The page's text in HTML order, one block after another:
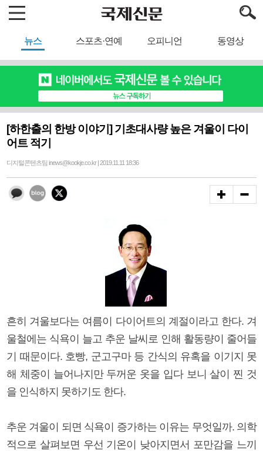
뉴스 스포츠·연예 오피니언 동영상
[하한출의 한방 이야기] 기초대사량 높은 겨울이 다이
어트 적기
디지털콘텐츠팀 inews@kookje.co.kr | 2019.11.11 18:36
흔히 겨울보다는 여름이 다이어트의 계절이라고 한다. 겨
울철에는 식욕이 늘고 추운 날씨로 인해 활동량이 줄어들
기 때문이다. 호빵, 군고구마 등 간식의 유혹을 이기지 못
해 체중이 늘어나지만 두꺼운 옷을 입다 보니 살이 찐 것
을 인식하지 못하기도 한다.
추운 겨울이 되면 식욕이 증가하는 이유는 무엇일까. 의학
적으로 살펴보면 우선 기온이 낮아지면서 포만감을 느끼